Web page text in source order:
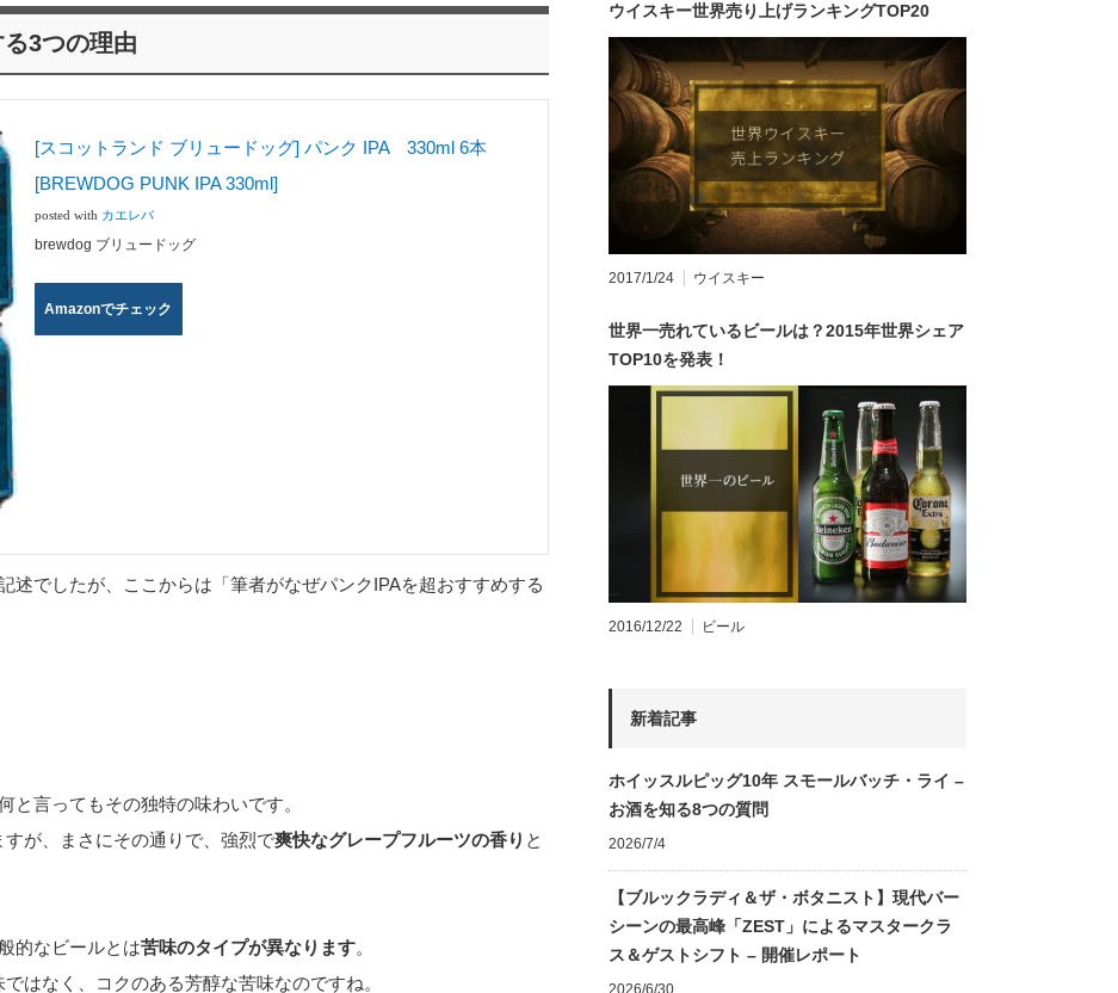
3つの理由
[スコットランド ブリュードッグ] パンク IPA 330ml 6本
[BREWDOG PUNK IPA 330ml]
posted with カエレバ
brewdog ブリュードッグ
Amazonでチェック
述でしたが、ここからは「筆者がなぜパンクIPAを超おすすめする
と言ってもその独特の味わいです。
が、まさにその通りで、強烈で爽快なグレープフルーツの香り と
的なビールとは苦味のタイプが異なります。
はなく、コクのある芳醇な苦味なのですね。
ウイスキー世界売り上げランキングTOP20
2017/1/24 ウイスキー
世界一売れているビールは？2015年世界シェア
TOP10を発表！
2016/12/22 ビール
新着記事
ホイッスルピッグ10年 スモールバッチ・ライ –
お酒を知る8つの質問
2026/7/4
【ブルックラディ＆ザ・ボタニスト】現代バー
シーンの最高峰「ZEST」によるマスタークラ
ス＆ゲストシフト – 開催レポート
2026/6/30